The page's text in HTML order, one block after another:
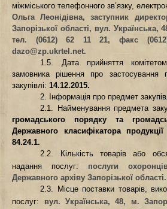
міжміського телефонного зв’язку,
Ольга Леонідівна, заступник
Запорізької області, вул. Українська,
тел. (0612) 62 11 21, факс
dazo@zp.ukrtel .net.
1.5. Дата прийняття
замовника рішення про застосування
закупівлі: 14.12.2015.
2. Інформація про предмет
2.1. Найменування предмета
громадського порядку та
Державного класифікатора
84.24.1.
2.2. Кількість товарів або
надання послуг: послуги
Державного архіву Запорізької області.
2.3. Місце поставки товарів,
послуг: вул. Українська, 48, м.